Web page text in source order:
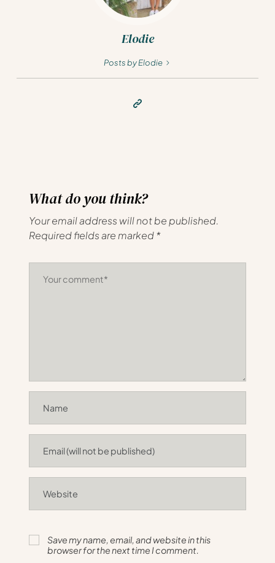
Elodie
Posts by Elodie
What do you think?
Your email address will not be published.
Required fields are marked*
Save my name, email, and website in this
browser for the next time I comment.